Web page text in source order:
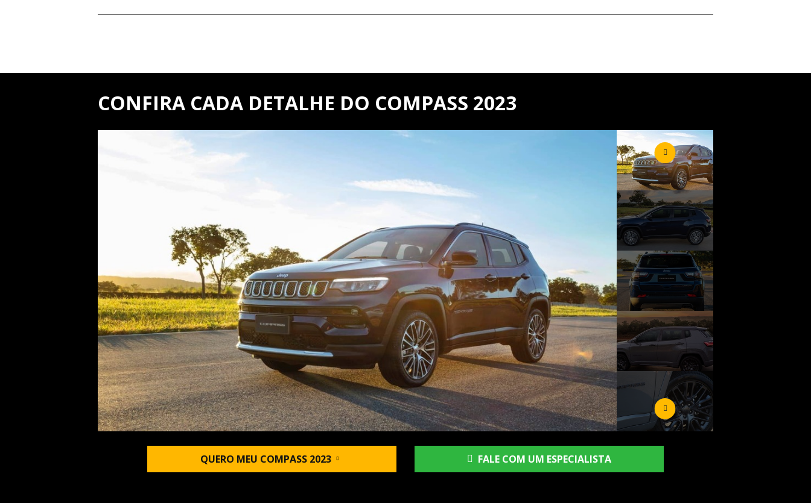
CONFIRA CADA DETALHE DO COMPASS 2023
QUERO MEU COMPASS 2023 FALE COM UM ESPECIALISTA